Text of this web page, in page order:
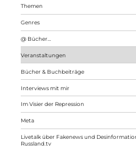
Themen
Genres
@ Bücher…
Veranstaltungen
Bücher & Buchbeiträge
Interviews mit mir
Im Visier der Repression
Meta
Livetalk über Fakenews und
Russland.tv